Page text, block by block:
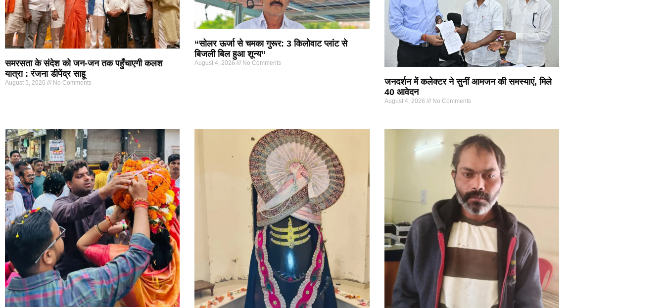
समरसता के संदेश को जन-जन तक पहुँचाएगी कलश
यात्रा : रंजना डीपेंद्र साहू
August 5, 2026 No Comments
“सोलर ऊर्जा से चमका गुरूर: 3 किलोवाट प्लांट से
बिजली बिल हुआ शून्य”
August 4, 2026 No Comments
जनदर्शन में कलेक्टर ने सुनीं आमजन की समस्याएं, मिले
40 आवेदन
August 4, 2026 No Comments